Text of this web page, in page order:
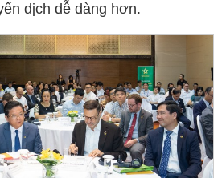
dịch dễ dàng hơn.